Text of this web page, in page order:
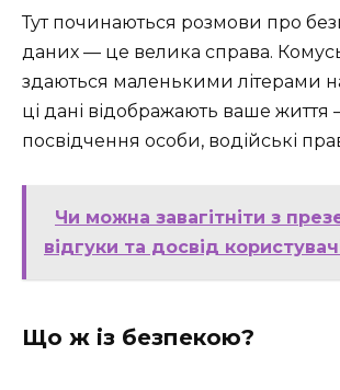
Тут починаються розмови про
даних — це велика справа.
здаються маленькими літерами
ці дані відображають ваше життя
посвідчення особи, водійські
Чи можна завагітніти з
відгуки та досвід
Що ж із безпекою?